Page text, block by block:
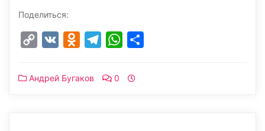
Поделиться:
Copy
VK Odnoklassniki
TelegramWhatsApp
Андрей Бугаков 0